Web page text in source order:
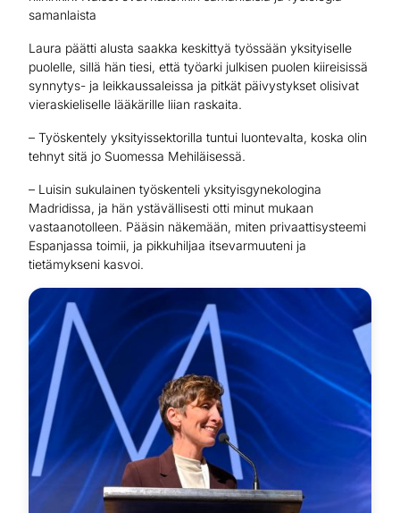
samanlaista
Laura päätti alusta saakka keskittyä työssään yksityiselle
puolelle, sillä hän tiesi, että työarki julkisen puolen kiireisissä
synnytys- ja leikkaussaleissa ja pitkät päivystykset olisivat
vieraskieliselle lääkärille liian raskaita.
– Työskentely yksityissektorilla tuntui luontevalta, koska olin
tehnyt sitä jo Suomessa Mehiläisessä.
– Luisin sukulainen työskenteli yksityisgynekologina
Madridissa, ja hän ystävällisesti otti minut mukaan
vastaanotolleen. Pääsin näkemään, miten privaattisysteemi
Espanjassa toimii, ja pikkuhiljaa itsevarmuuteni ja
tietämykseni kasvoi.